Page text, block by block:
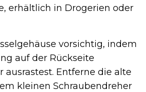
erhältlich in Drogerien oder
vorsichtig, indem
auf der Rückseite
ausrastest. Entferne die alte
kleinen Schraubendreher